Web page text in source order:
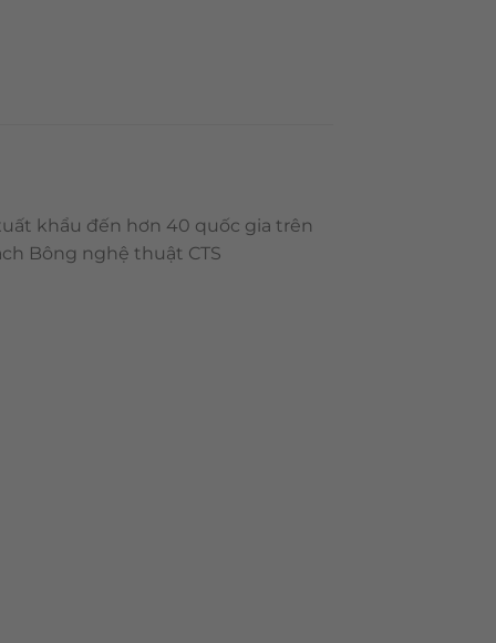
khẩu đến hơn 40 quốc gia trên
Bông nghệ thuật CTS